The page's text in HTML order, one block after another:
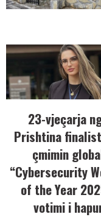
23-vjeçarja
Prishtina
çmimin
“Cybersecurity
of the Year
votimi i